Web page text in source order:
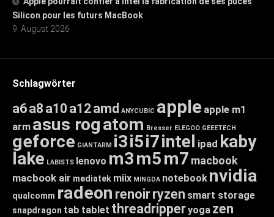
Silicon pour les futurs MacBook
9. August 2026
Schlagwörter
a6a8 a10 a12amd ANYCUBIC apple apple m1
arm asus rogatom Bresser ELEGOO GEEETECH
geforce GIANTARM i3i5i7intel ipad kaby
lake LABISTS lenovo m3m5m7 macbook
macbook air mediatek miix MINGDA notebook nvidia
qualcomm radeon renoirryzen smart storage
snapdragon tab tablet threadripperyoga zen